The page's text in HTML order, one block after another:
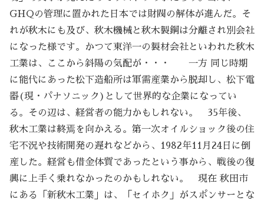
GHQの管理に置かれた日本では財閥の解体が進んだ。そ
れが秋木にも及び、秋木機械と秋木製鋼は分離され別会社
になった様です。かつて東洋一の製材会社といわれた秋木
工業は、ここから斜陽の気配が・・・ 一方 同じ時期
に能代にあった松下造船所は軍需産業から脱却し、松下電
器(現・パナソニック)として世界的な企業になってい
る。その辺は、経営者の能力かもしれない。 35年後、
秋木工業は終焉を向かえる。第一次オイルショック後の住
宅不況や技術開発の遅れなどから、1982年11月24日に倒
産した。経営も借金体質であったという事から、戦後の復
興に上手く乗れなかったのかもしれない。 現在 秋田市
にある「新秋木工業」は、「セイホク」がスポンサーとな